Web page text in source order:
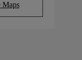
Maps
tab)